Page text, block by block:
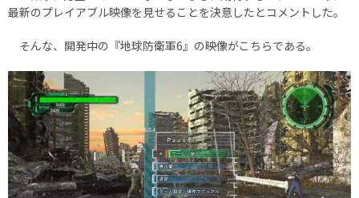
最新のプレイアブル映像を見せることを決意したとコメントした。
そんな、開発中の『地球防衛軍6』の映像がこちらである。